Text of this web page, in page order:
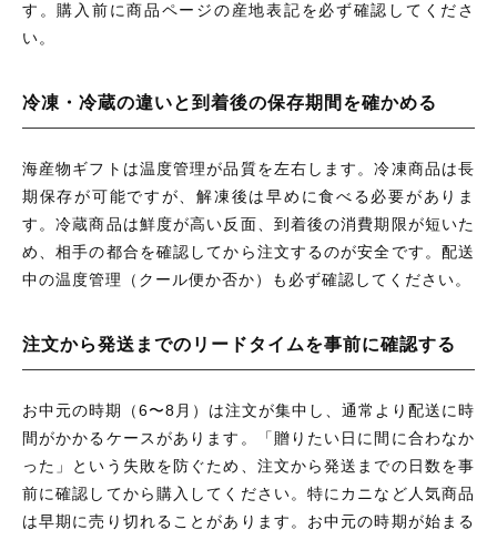
す。購入前に商品ページの産地表記を必ず確認してくださ
い。
冷凍・冷蔵の違いと到着後の保存期間を確かめる
海産物ギフトは温度管理が品質を左右します。冷凍商品は長
期保存が可能ですが、解凍後は早めに食べる必要がありま
す。冷蔵商品は鮮度が高い反面、到着後の消費期限が短いた
め、相手の都合を確認してから注文するのが安全です。配送
中の温度管理（クール便か否か）も必ず確認してください。
注文から発送までのリードタイムを事前に確認する
お中元の時期（6〜8月）は注文が集中し、通常より配送に時
間がかかるケースがあります。「贈りたい日に間に合わなか
った」という失敗を防ぐため、注文から発送までの日数を事
前に確認してから購入してください。特にカニなど人気商品
は早期に売り切れることがあります。お中元の時期が始まる